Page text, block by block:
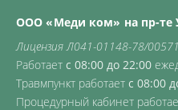
ООО «Меди ком» на пр-те
Лицензия Л041-01148-78/
Работает с 08:00 до 22:00
Травмпункт работает с 08:00
Процедурный кабинет